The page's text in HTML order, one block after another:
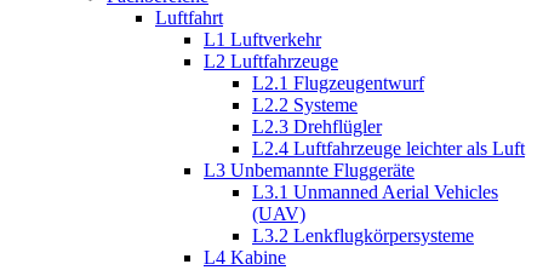
Luftfahrt
L1 Luftverkehr
L2 Luftfahrzeuge
L2.1 Flugzeugentwurf
L2.2 Systeme
L2.3 Drehflügler
L2.4 Luftfahrzeuge leichter als Luft
L3 Unbemannte Fluggeräte
L3.1 Unmanned Aerial Vehicles
(UAV)
L3.2 Lenkflugkörpersysteme
L4 Kabine